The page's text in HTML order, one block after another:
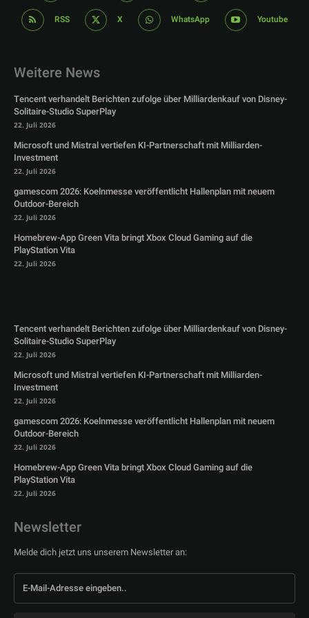
RSS X WhatsApp Youtube
Weitere News
Tencent verhandelt Berichten zufolge über Milliardenkauf von Disney-
Solitaire-Studio SuperPlay
22. Juli 2026
Microsoft und Mistral vertiefen KI-Partnerschaft mit Milliarden-
Investment
22. Juli 2026
gamescom 2026: Koelnmesse veröffentlicht Hallenplan mit neuem
Outdoor-Bereich
22. Juli 2026
Homebrew-App Green Vita bringt Xbox Cloud Gaming auf die
PlayStation Vita
22. Juli 2026
Tencent verhandelt Berichten zufolge über Milliardenkauf von Disney-
Solitaire-Studio SuperPlay
22. Juli 2026
Microsoft und Mistral vertiefen KI-Partnerschaft mit Milliarden-
Investment
22. Juli 2026
gamescom 2026: Koelnmesse veröffentlicht Hallenplan mit neuem
Outdoor-Bereich
22. Juli 2026
Homebrew-App Green Vita bringt Xbox Cloud Gaming auf die
PlayStation Vita
22. Juli 2026
Newsletter
Melde dich jetzt uns unserem Newsletter an: